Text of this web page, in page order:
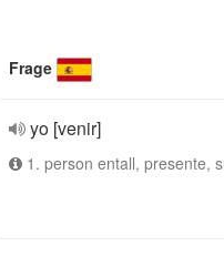
Frage
yo [venir]
1. person entall, presente,